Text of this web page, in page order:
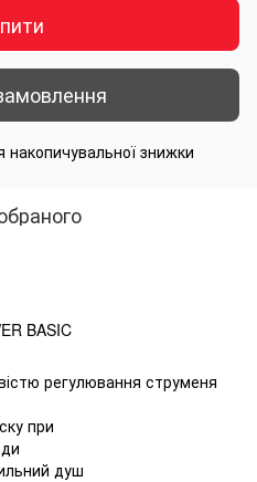
накопичувальної знижки
BASIC
регулювання струменя
при
душ